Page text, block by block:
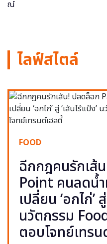
ไลฟ์สไตล์
FOOD
ฉีกกฎคนรักเส้
Point คนลดน้ำ
เปลี่ยน ‘อกไก่’
นวัตกรรม
ตอบโจทย์เทร